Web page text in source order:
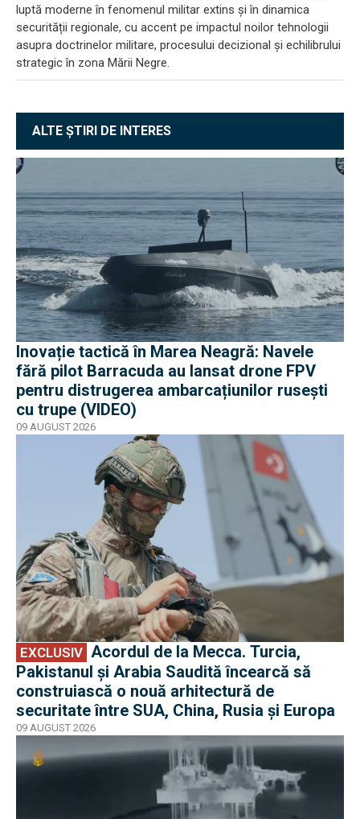
luptă moderne în fenomenul militar extins și în dinamica
securității regionale, cu accent pe impactul noilor tehnologii
asupra doctrinelor militare, procesului decizional și echilibrului
strategic în zona Mării Negre.
ALTE ȘTIRI DE INTERES
Inovație tactică în Marea Neagră: Navele
fără pilot Barracuda au lansat drone FPV
pentru distrugerea ambarcațiunilor rusești
cu trupe (VIDEO)
09 AUGUST 2026
EXCLUSIV
Pakistanul și Arabia Saudită încearcă să
construiască o nouă arhitectură de
securitate între SUA, China, Rusia și Europa
09 AUGUST 2026